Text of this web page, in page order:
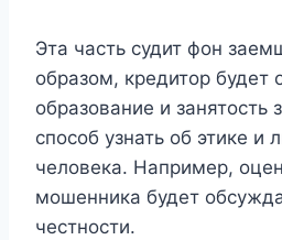
Эта часть судит фон
образом, кредитор будет
образование и занятость
способ узнать об этике и
человека. Например,
мошенника будет
честности.